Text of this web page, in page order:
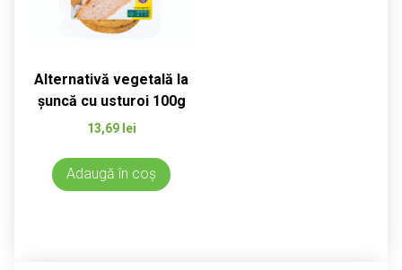
Alternativă vegetală la
șuncă cu usturoi 100g
13,69 lei
Adaugă în coș